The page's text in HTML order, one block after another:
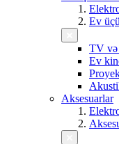
Ev
TV və
Ev
Aksesuarlar